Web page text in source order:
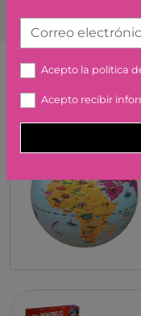
Artículos
Correo
Acepto la política
Acepto recibir